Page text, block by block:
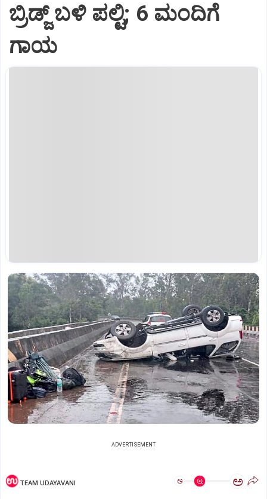
ಬ್ರಿಡ್ಜ್ ಬಳಿ ಪಲ್ಟಿ; 6 ಮಂದಿಗೆ
ಗಾಯ
ADVERTISEMENT
TEAM UDAYAVANI ಅ ಅ